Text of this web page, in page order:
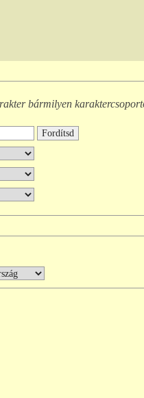
bármilyen